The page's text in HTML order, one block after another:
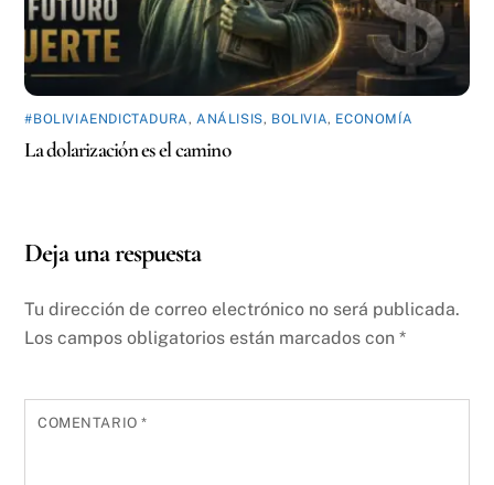
#BOLIVIAENDICTADURA,ANÁLISIS, BOLIVIA, ECONOMÍA
La dolarización es el camino
Deja una respuesta
Tu dirección de correo electrónico no será publicada.
Los campos obligatorios están marcados con*
COMENTARIO*